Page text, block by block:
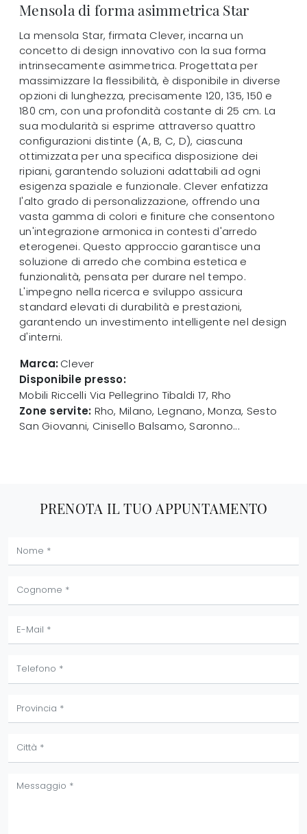
Mensola di forma asimmetrica Star
La mensola Star, firmata Clever, incarna un
concetto di design innovativo con la sua forma
intrinsecamente asimmetrica. Progettata per
massimizzare la flessibilità, è disponibile in diverse
opzioni di lunghezza, precisamente 120, 135, 150 e
180 cm, con una profondità costante di 25 cm. La
sua modularità si esprime attraverso quattro
configurazioni distinte (A, B, C, D), ciascuna
ottimizzata per una specifica disposizione dei
ripiani, garantendo soluzioni adattabili ad ogni
esigenza spaziale e funzionale. Clever enfatizza
l'alto grado di personalizzazione, offrendo una
vasta gamma di colori e finiture che consentono
un'integrazione armonica in contesti d'arredo
eterogenei. Questo approccio garantisce una
soluzione di arredo che combina estetica e
funzionalità, pensata per durare nel tempo.
L'impegno nella ricerca e sviluppo assicura
standard elevati di durabilità e prestazioni,
garantendo un investimento intelligente nel design
d'interni.
Marca:Clever
Disponibile presso:
Mobili Riccelli Via Pellegrino Tibaldi 17, Rho
Zone servite: Rho, Milano, Legnano, Monza, Sesto
San Giovanni, Cinisello Balsamo, Saronno...
PRENOTA IL TUO APPUNTAMENTO